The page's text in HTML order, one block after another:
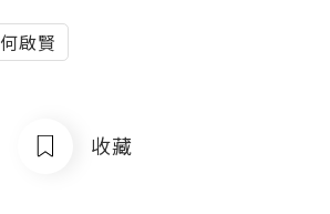
何啟賢
收藏